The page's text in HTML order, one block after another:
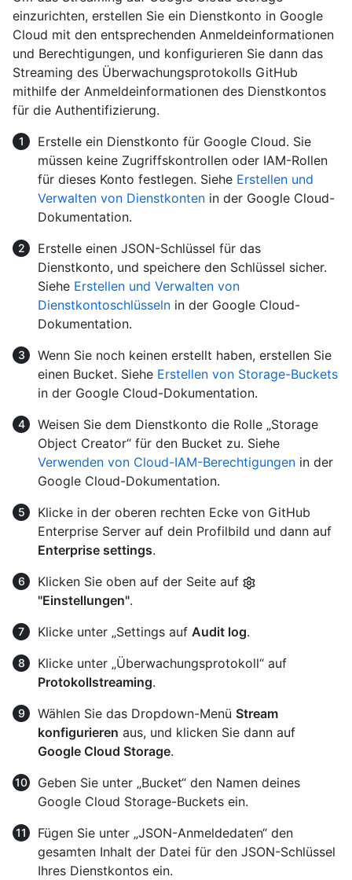
einzurichten, erstellen Sie ein Dienstkonto in Google
Cloud mit den entsprechenden Anmeldeinformationen
und Berechtigungen, und konfigurieren Sie dann das
Streaming des Überwachungsprotokolls GitHub
mithilfe der Anmeldeinformationen des Dienstkontos
für die Authentifizierung.
Erstelle ein Dienstkonto für Google Cloud. Sie
müssen keine Zugriffskontrollen oder IAM-Rollen
für dieses Konto festlegen. Siehe Erstellen und
Verwalten von Dienstkonten in der Google Cloud-
Dokumentation.
Erstelle einen JSON-Schlüssel für das
Dienstkonto, und speichere den Schlüssel sicher.
Siehe Erstellen und Verwalten von
Dienstkontoschlüsseln in der Google Cloud-
Dokumentation.
Wenn Sie noch keinen erstellt haben, erstellen Sie
einen Bucket. Siehe Erstellen von Storage-Buckets
in der Google Cloud-Dokumentation.
Weisen Sie dem Dienstkonto die Rolle „Storage
Object Creator“ für den Bucket zu. Siehe
Verwenden von Cloud-IAM-Berechtigungen in der
Google Cloud-Dokumentation.
Klicke in der oberen rechten Ecke von GitHub
Enterprise Server auf dein Profilbild und dann auf
Enterprise settings.
Klicken Sie oben auf der Seite auf
"Einstellungen".
Klicke unter „Settings auf Audit log.
Klicke unter „Überwachungsprotokoll“ auf
Protokollstreaming.
Wählen Sie das Dropdown-Menü Stream
konfigurieren aus, und klicken Sie dann auf
Google Cloud Storage.
Geben Sie unter „Bucket“ den Namen deines
Google Cloud Storage-Buckets ein.
Fügen Sie unter „JSON-Anmeldedaten“ den
gesamten Inhalt der Datei für den JSON-Schlüssel
Ihres Dienstkontos ein.